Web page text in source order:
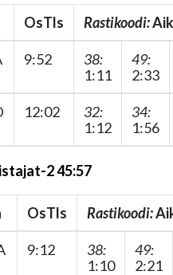
OsTls Rastikoodi:
9:52
38:
1:11
49:
2:33
12:02
32:
1:12
34:
1:56
2 45:57
OsTls Rastikoodi:
9:12
38:
1:10
49:
2:21